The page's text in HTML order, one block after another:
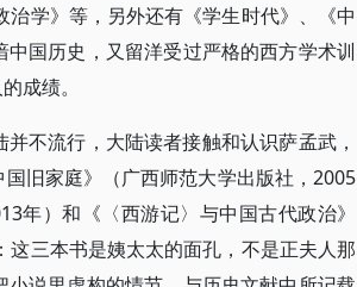
学》等，另外还有《学生时代》、《中
国历史，又留洋受过严格的西方学术训
成绩。
不流行，大陆读者接触和认识萨孟武，
旧家庭》（广西师范大学出版社，2005
年）和《〈西游记〉与中国古代政治》
这三本书是姨太太的面孔，不是正夫人那